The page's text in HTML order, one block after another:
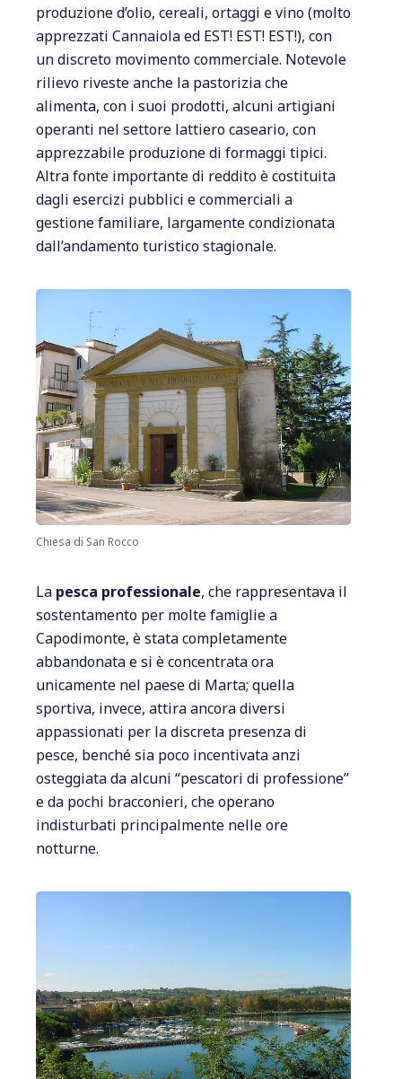
produzione d’olio, cereali, ortaggi e vino (molto
apprezzati Cannaiola ed EST! EST! EST!), con
un discreto movimento commerciale. Notevole
rilievo riveste anche la pastorizia che
alimenta, con i suoi prodotti, alcuni artigiani
operanti nel settore lattiero caseario, con
apprezzabile produzione di formaggi tipici.
Altra fonte importante di reddito è costituita
dagli esercizi pubblici e commerciali a
gestione familiare, largamente condizionata
dall’andamento turistico stagionale.
Chiesa di San Rocco
La pesca professionale, che rappresentava il
sostentamento per molte famiglie a
Capodimonte, è stata completamente
abbandonata e si è concentrata ora
unicamente nel paese di Marta; quella
sportiva, invece, attira ancora diversi
appassionati per la discreta presenza di
pesce, benché sia poco incentivata anzi
osteggiata da alcuni “pescatori di professione”
e da pochi bracconieri, che operano
indisturbati principalmente nelle ore
notturne.